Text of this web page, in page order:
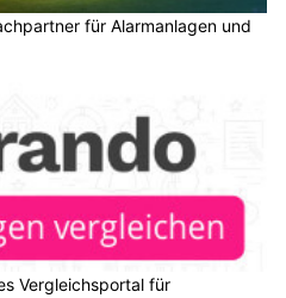
für Alarmanlagen und
Vergleichsportal für